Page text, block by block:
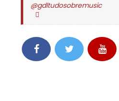
@gdltudosobremusic